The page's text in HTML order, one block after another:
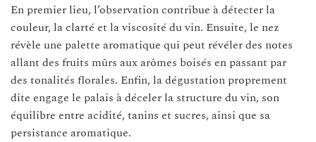
En premier lieu, l’observation contribue à détecter la
couleur, la clarté et la viscosité du vin. Ensuite, le nez
révèle une palette aromatique qui peut révéler des notes
allant des fruits mûrs aux arômes boisés en passant par
des tonalités florales. Enfin, la dégustation proprement
dite engage le palais à déceler la structure du vin, son
équilibre entre acidité, tanins et sucres, ainsi que sa
persistance aromatique.